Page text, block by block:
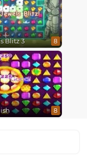
Blitz 3 8
8